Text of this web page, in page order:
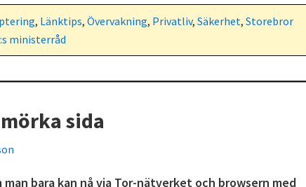
, Länktips, Övervakning, Privatliv, Säkerhet, Storebror
ministerråd
sida
bara kan nå via Tor-nätverket och browsern med